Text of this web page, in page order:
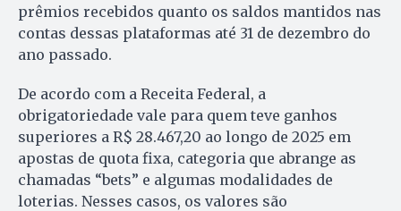
prêmios recebidos quanto os saldos mantidos nas
contas dessas plataformas até 31 de dezembro do
ano passado.
De acordo com a Receita Federal, a
obrigatoriedade vale para quem teve ganhos
superiores a R$ 28.467,20 ao longo de 2025 em
apostas de quota fixa, categoria que abrange as
chamadas “bets” e algumas modalidades de
loterias. Nesses casos, os valores são